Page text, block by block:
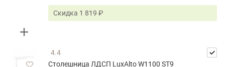
Скидка 1 819 ₽
4.4
Столешница ЛДСП LuxAlto W1100 ST9